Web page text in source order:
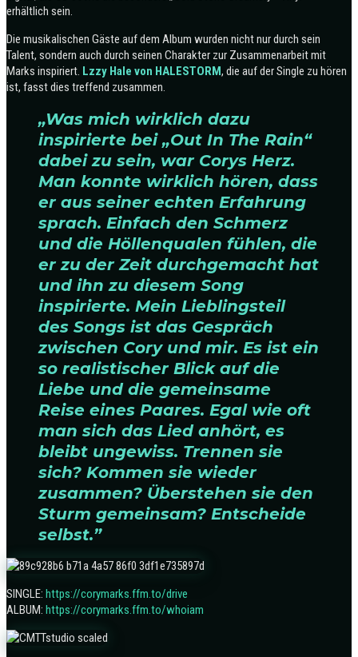
erhältlich sein.
Die musikalischen Gäste auf dem Album wurden nicht nur durch sein
Talent, sondern auch durch seinen Charakter zur Zusammenarbeit mit
Marks inspiriert. Lzzy Hale von HALESTORM, die auf der Single zu hören
ist, fasst dies treffend zusammen.
„Was mich wirklich dazu
inspirierte bei „Out In The Rain“
dabei zu sein, war Corys Herz.
Man konnte wirklich hören, dass
er aus seiner echten Erfahrung
sprach. Einfach den Schmerz
und die Höllenqualen fühlen, die
er zu der Zeit durchgemacht hat
und ihn zu diesem Song
inspirierte. Mein Lieblingsteil
des Songs ist das Gespräch
zwischen Cory und mir. Es ist ein
so realistischer Blick auf die
Liebe und die gemeinsame
Reise eines Paares. Egal wie oft
man sich das Lied anhört, es
bleibt ungewiss. Trennen sie
sich? Kommen sie wieder
zusammen? Überstehen sie den
Sturm gemeinsam? Entscheide
selbst.”
SINGLE: https://corymarks.ffm.to/drive
ALBUM: https://corymarks.ffm.to/whoiam